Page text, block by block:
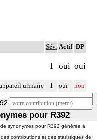
Sév. Actif DP
1 oui oui
urinaire 1 oui non
pour R392
synonymes pour R392 générée à
des contributions et des statistiques de